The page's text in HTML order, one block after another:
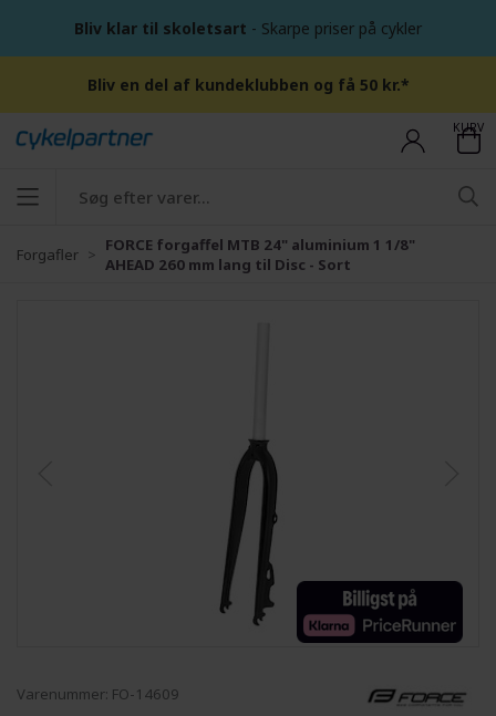
Bliv klar til skoletsart - Skarpe priser på cykler
Bliv en del af kundeklubben og få 50 kr.*
KURV
Forgafler
FORCE forgaffel MTB 24" aluminium 1 1/8"
AHEAD 260 mm lang til Disc - Sort
Varenummer: FO-14609